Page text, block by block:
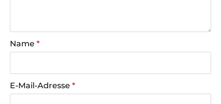
Name *
E-Mail-Adresse *